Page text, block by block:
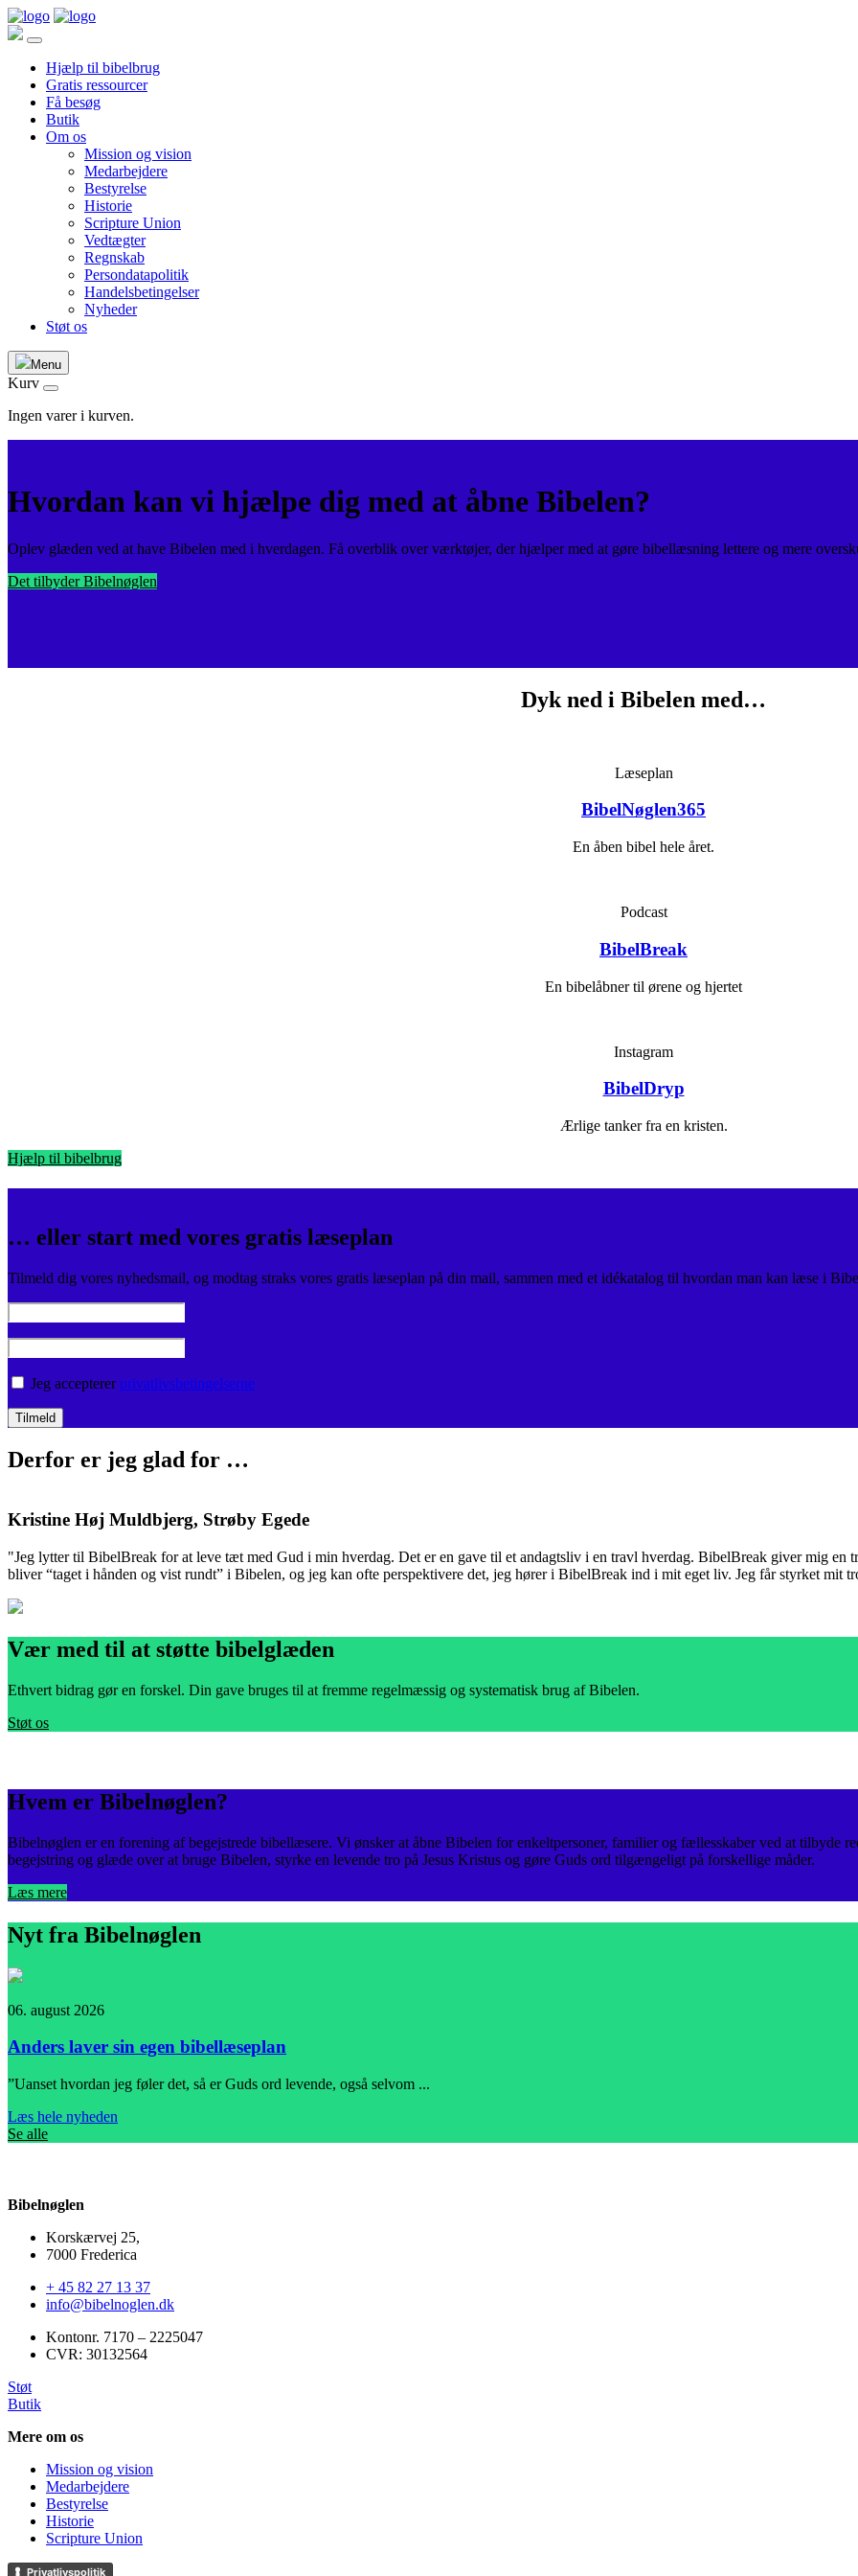
Hjælp til bibelbrug
Gratis ressourcer
Få besøg
Butik
Om os
Mission og vision
Medarbejdere
Bestyrelse
Historie
Scripture Union
Vedtægter
Regnskab
Persondatapolitik
Handelsbetingelser
Nyheder
Støt os
Menu
Kurv
Ingen varer i kurven.
Hvordan kan vi hjælpe dig med at åbne Bibelen?
Oplev glæden ved at have Bibelen med i hverdagen. Få overblik over værktøjer, der hjælper med at gøre bibellæsning lettere og mere
Det tilbyder Bibelnøglen
Dyk ned i Bibelen med…
Læseplan
BibelNøglen365
En åben bibel hele året.
Podcast
BibelBreak
En bibelåbner til ørene og hjertet
Instagram
BibelDryp
Ærlige tanker fra en kristen.
Hjælp til bibelbrug
… eller start med vores gratis læseplan
Tilmeld dig vores nyhedsmail, og modtag straks vores gratis læseplan på din mail, sammen med et idékatalog til hvordan man kan læse i
Jeg accepterer privatlivsbetingelserne
Derfor er jeg glad for …
Kristine Høj Muldbjerg, Strøby Egede
"Jeg lytter til BibelBreak for at leve tæt med Gud i min hverdag. Det er en gave til et andagtsliv i en travl hverdag. BibelBreak giver mig en
bliver “taget i hånden og vist rundt” i Bibelen, og jeg kan ofte perspektivere det, jeg hører i BibelBreak ind i mit eget liv. Jeg får styrket mit
Vær med til at støtte bibelglæden
Ethvert bidrag gør en forskel. Din gave bruges til at fremme regelmæssig og systematisk brug af Bibelen.
Støt os
Hvem er Bibelnøglen?
Bibelnøglen er en forening af begejstrede bibellæsere. Vi ønsker at åbne Bibelen for enkeltpersoner, familier og fællesskaber ved at tilbyde
begejstring og glæde over at bruge Bibelen, styrke en levende tro på Jesus Kristus og gøre Guds ord tilgængeligt på forskellige måder.
Læs mere
Nyt fra Bibelnøglen
06. august 2026
Anders laver sin egen bibellæseplan
”Uanset hvordan jeg føler det, så er Guds ord levende, også selvom ...
Læs hele nyheden
Se alle
Bibelnøglen
Korskærvej 25,
7000 Frederica
+ 45 82 27 13 37
info@bibelnoglen.dk
Kontonr. ‍7170 – 2225047
CVR: ‍30132564
Støt
Butik
Mere om os
Mission og vision
Medarbejdere
Bestyrelse
Historie
Scripture Union
Privatlivspolitik